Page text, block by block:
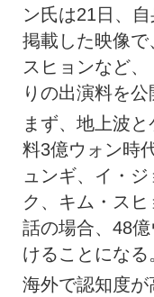
ン氏は21日、
掲載した映像で
スヒョンなど
りの出演料を公
まず、地上波
料3億ウォン時
ュンギ、イ・
ク、キム・ス
話の場合、48
けることになる
海外で認知度が